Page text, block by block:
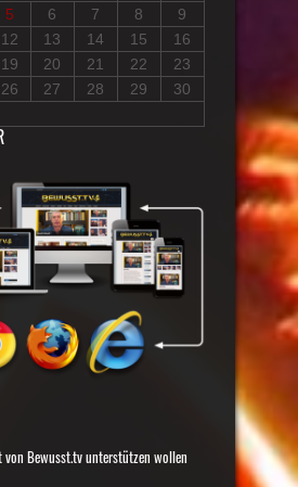
5 6 7 8
9
12 13 14 15
16
19 20 21 22
23
26 27 28 29
30
von Bewusst.tv unterstützen wollen